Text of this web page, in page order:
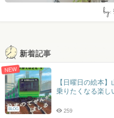
by:
新着記事
NEW
BLOG
【日曜日の絵本
乗りたくなる楽し
259